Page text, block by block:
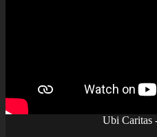
Ubi Caritas